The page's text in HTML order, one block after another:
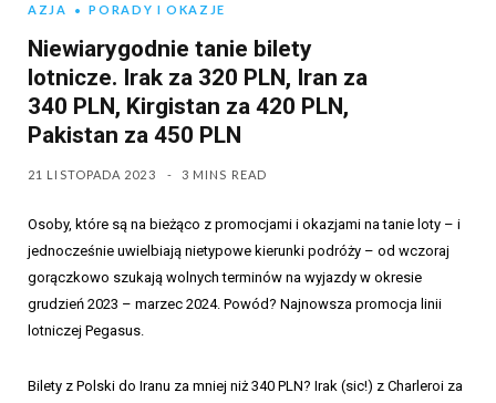
AZJA PORADY I OKAZJE
Niewiarygodnie tanie bilety
lotnicze. Irak za 320 PLN, Iran za
340 PLN, Kirgistan za 420 PLN,
Pakistan za 450 PLN
21 LISTOPADA 2023 3 MINS READ
Osoby, które są na bieżąco z promocjami i okazjami na tanie loty – i
jednocześnie uwielbiają nietypowe kierunki podróży – od wczoraj
gorączkowo szukają wolnych terminów na wyjazdy w okresie
grudzień 2023 – marzec 2024. Powód? Najnowsza promocja linii
lotniczej Pegasus.
Bilety z Polski do Iranu za mniej niż 340 PLN? Irak (sic!) z Charleroi za